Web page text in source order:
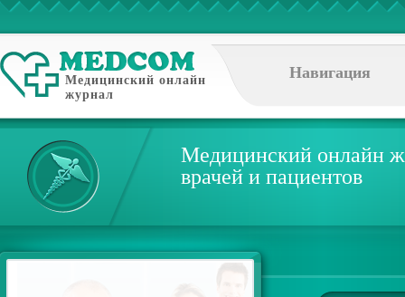
Медицинский онлайн
журнал
Навигация
Медицинский онлайн
врачей и пациентов